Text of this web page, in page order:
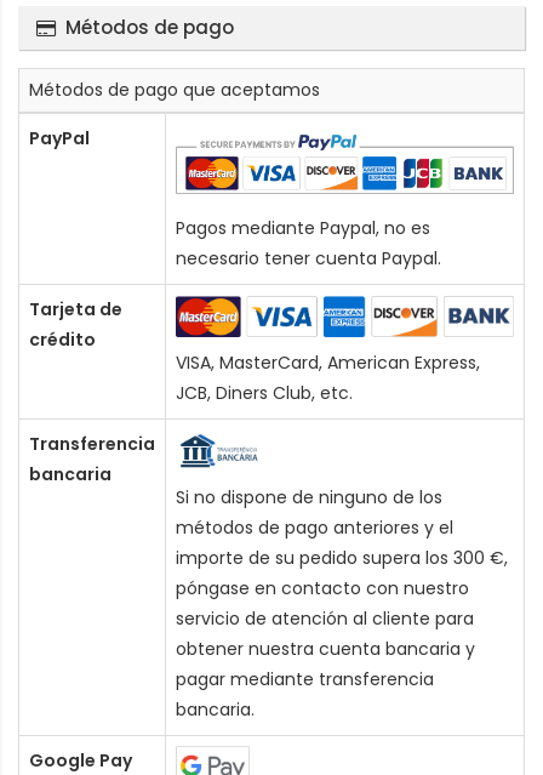
Métodos de pago
Métodos de pago que aceptamos
PayPal
Pagos mediante Paypal, no es
necesario tener cuenta Paypal.
Tarjeta de
crédito
VISA, MasterCard, American Express,
JCB, Diners Club, etc.
Transferencia
bancaria
Si no dispone de ninguno de los
métodos de pago anteriores y el
importe de su pedido supera los 300 €,
póngase en contacto con nuestro
servicio de atención al cliente para
obtener nuestra cuenta bancaria y
pagar mediante transferencia
bancaria.
Google Pay